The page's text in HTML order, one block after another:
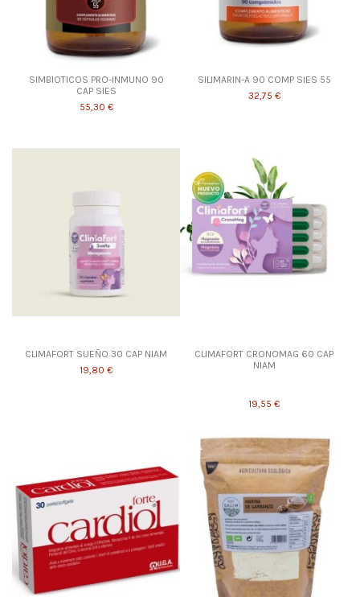
SIMBIOTICOS PRO-INMUNO 90
CAP SIES
55,30 €
SILIMARIN-A 90 COMP SIES 55
32,75 €
CLIMAFORT SUEÑO 30 CAP NIAM
19,80 €
CLIMAFORT CRONOMAG 60 CAP
NIAM
19,55 €